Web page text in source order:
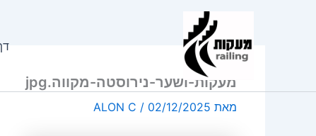
מעקות-ושער-נירוסטה-מקווה.jpg
מאת ALON C / 02/12/2025